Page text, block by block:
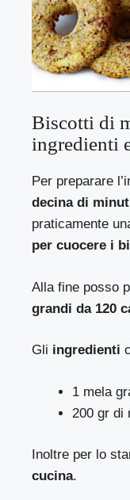
Biscotti di
ingredienti
Per preparare
decina di
praticamente
per cuocere i
Alla fine posso
grandi da 120
Gli ingredienti
1 mela
200 gr di
Inoltre per lo
cucina.